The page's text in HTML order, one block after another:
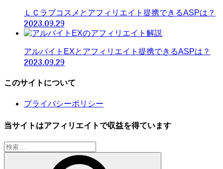
ＬＣラブコスメとアフィリエイト提携できるASPは？
2023.09.29
アルバイトEXとアフィリエイト提携できるASPは？
2023.09.29
このサイトについて
プライバシーポリシー
当サイトはアフィリエイトで収益を得ています
検
索: